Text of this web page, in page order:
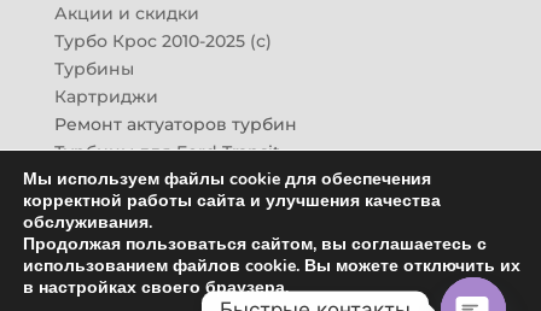
Акции и скидки
Турбо Крос 2010-2025 (с)
Турбины
Картриджи
Ремонт актуаторов турбин
Турбины для Ford Transit
Турбины для Mazda CX-7
Картридж для ГАЗон-Next
Турбины HINO (Хино)
Купить новую турбину
Контакты
Мы используем файлы cookie для обеспечения
корректной работы сайта и улучшения качества
обслуживания.
Продолжая пользоваться сайтом, вы соглашаетесь с
использованием файлов cookie. Вы можете отключить их
в настройках своего браузера.